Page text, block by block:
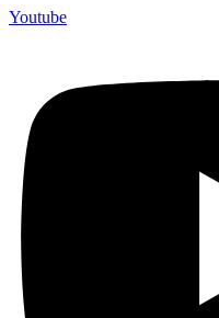
Youtube